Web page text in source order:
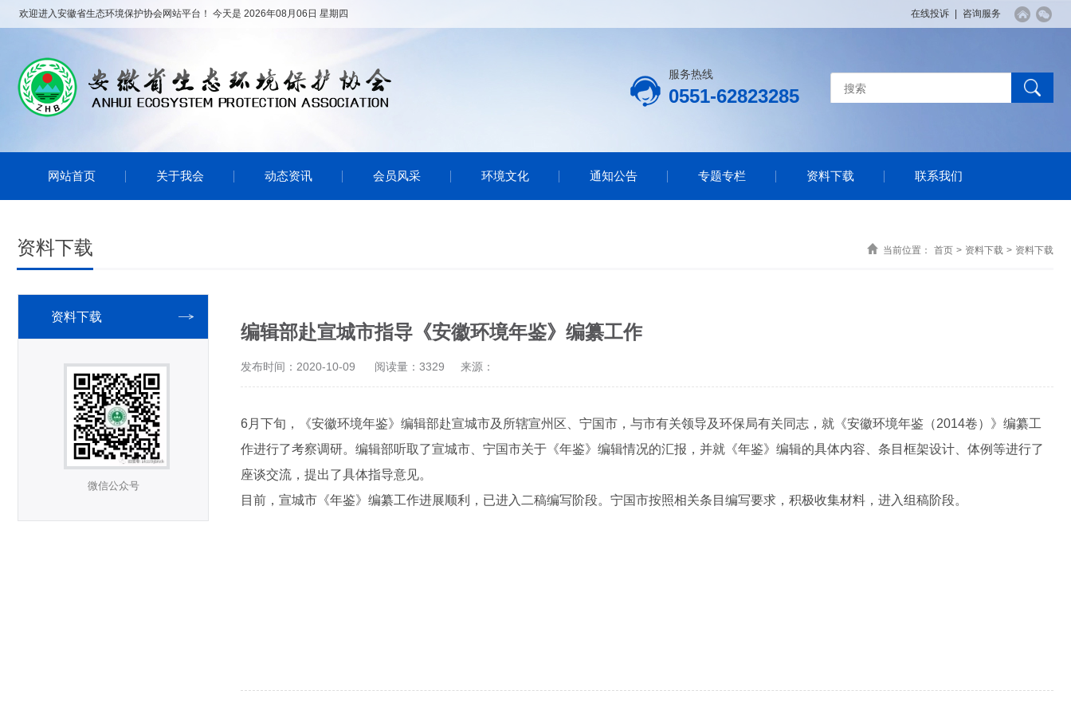
欢迎进入安徽省生态环境保护协会网站平台！ 今天是 2026年08月06日 星期四 在线投诉 咨询服务
服务热线
0551-62823285
网站首页 关于我会 动态资讯 会员风采 环境文化 通知公告 专题专栏 资料下载 联系我们
资料下载 当前位置： 首页 > 资料下载 > 资料下载
资料下载
微信公众号
编辑部赴宣城市指导《安徽环境年鉴》编纂工作
发布时间：2020-10-09 阅读量： 3329 来源：
6月下旬，《安徽环境年鉴》编辑部赴宣城市及所辖宣州区、宁国市，与市有关领导及环保局有关同志，就《安徽环境年鉴（2014卷）》编纂工
作进行了考察调研。编辑部听取了宣城市、宁国市关于《年鉴》编辑情况的汇报，并就《年鉴》编辑的具体内容、条目框架设计、体例等进行了
座谈交流，提出了具体指导意见。
目前，宣城市《年鉴》编纂工作进展顺利，已进入二稿编写阶段。宁国市按照相关条目编写要求，积极收集材料，进入组稿阶段。